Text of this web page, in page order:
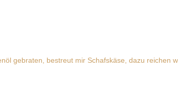
gebraten, bestreut mir Schafskäse, dazu reichen